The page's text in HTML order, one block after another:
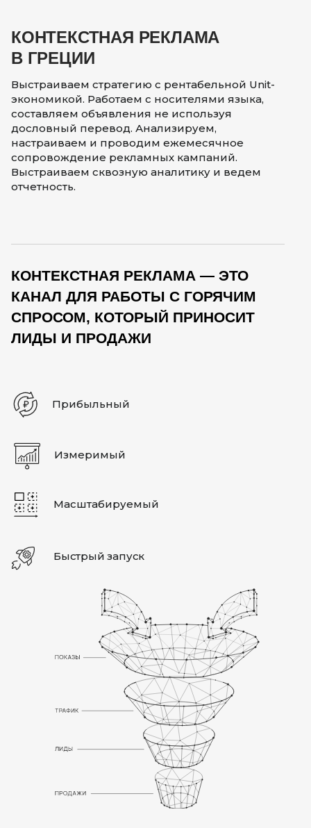
КОНТЕКСТНАЯ РЕКЛАМА
В ГРЕЦИИ
КОНТЕКСТНАЯ РЕКЛАМА — ЭТО
КАНАЛ ДЛЯ РАБОТЫ С ГОРЯЧИМ
СПРОСОМ, КОТОРЫЙ ПРИНОСИТ
ЛИДЫ И ПРОДАЖИ
Прибыльный
Измеримый
Масштабируемый
Быстрый запуск
Выстраиваем стратегию с рентабельной Unit-
экономикой. Работаем с носителями языка,
составляем объявления не используя
дословный перевод. Анализируем,
настраиваем и проводим ежемесячное
сопровождение рекламных кампаний.
Выстраиваем сквозную аналитику и ведем
отчетность.